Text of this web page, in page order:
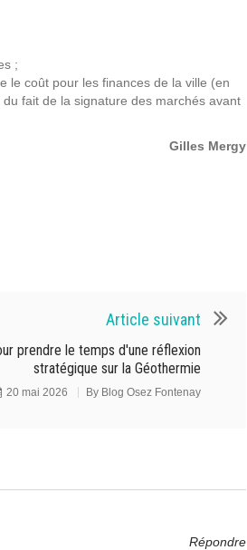
;
le coût pour les finances de la ville (en
fait de la signature des marchés avant
Gilles Mergy
Article suivant
prendre le temps d'une réflexion
stratégique sur la Géothermie
20 mai 2026 By Blog Osez Fontenay
Répondre